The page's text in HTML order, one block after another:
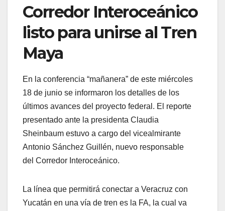
Corredor Interoceánico
listo para unirse al Tren
Maya
En la conferencia “mañanera” de este miércoles
18 de junio se informaron los detalles de los
últimos avances del proyecto federal. El reporte
presentado ante la presidenta Claudia
Sheinbaum estuvo a cargo del vicealmirante
Antonio Sánchez Guillén, nuevo responsable
del Corredor Interoceánico.
La línea que permitirá conectar a Veracruz con
Yucatán en una vía de tren es la FA, la cual va